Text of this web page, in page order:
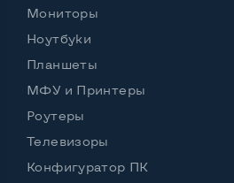
Комплектация: Монитор
Особенности (изогнутый
Встроенные динамики
Комплектация: Монитор,
Мониторы
Ноутбуки
Планшеты
МФУ и Принтеры
Роутеры
Телевизоры
Конфигуратор ПК